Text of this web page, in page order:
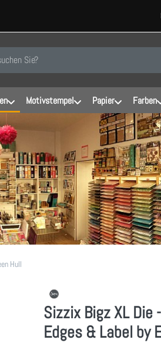
ein. Während Sie tippen,
Motivstempel Papier Farben
Hull
Sizzix Bigz XL Die
Edges & Label by